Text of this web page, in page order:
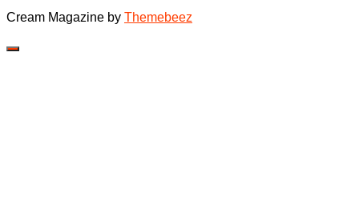
Cream Magazine by Themebeez